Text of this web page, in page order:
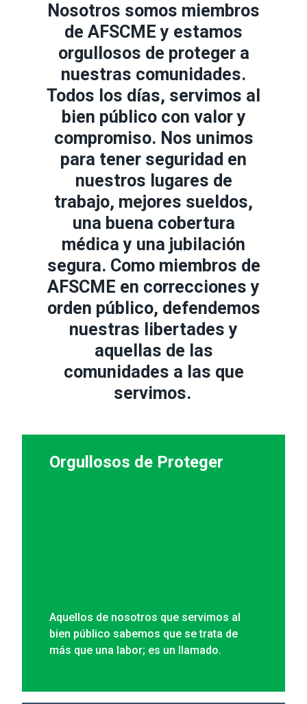
Nosotros somos miembros
de AFSCME y estamos
orgullosos de proteger a
nuestras comunidades.
Todos los días, servimos al
bien público con valor y
compromiso. Nos unimos
para tener seguridad en
nuestros lugares de
trabajo, mejores sueldos,
una buena cobertura
médica y una jubilación
segura. Como miembros de
AFSCME en correcciones y
orden público, defendemos
nuestras libertades y
aquellas de las
comunidades a las que
servimos.
Orgullosos de Proteger
Aquellos de nosotros que servimos al
bien público sabemos que se trata de
más que una labor; es un llamado.